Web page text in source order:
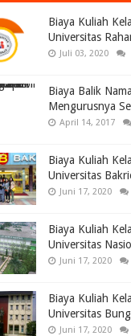
Biaya Kuliah
Universitas
Juli 03, 2020
Biaya Balik
Mengurusnya
April 14, 2017
Biaya Kuliah
Universitas
Juni 17, 2020
Biaya Kuliah
Universitas
Juni 17, 2020
Biaya Kuliah
Universitas
Juni 17, 2020